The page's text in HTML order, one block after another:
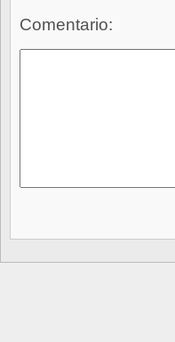
Comentario: